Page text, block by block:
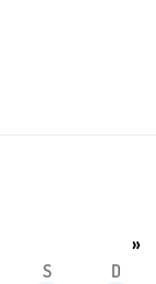
»
S
D